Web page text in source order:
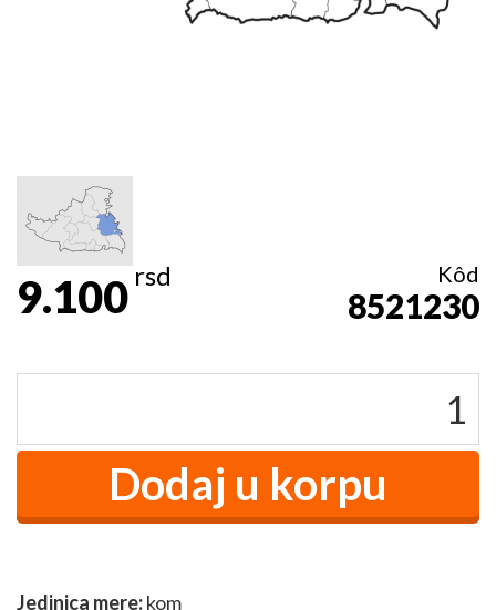
9.100rsd Kôd
8521230
Jedinica mere:kom